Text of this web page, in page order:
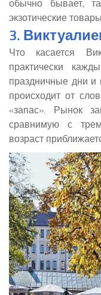
обычно бывает,
экзотические
3.
Что касается
практически
праздничные дни и
происходит от
«запас». Рынок
сравнимую с
возраст